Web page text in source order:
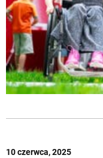
10 czerwca, 2025